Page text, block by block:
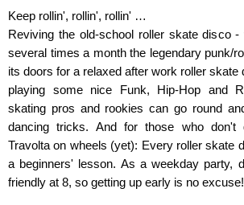
Keep rollin', rollin', rollin' …
Reviving the old-school roller skate disco
several times a month the legendary punk/
its doors for a relaxed after work roller skate
playing some nice Funk, Hip-Hop and
skating pros and rookies can go round
dancing tricks. And for those who don't
Travolta on wheels (yet): Every roller skate
a beginners' lesson. As a weekday party,
friendly at 8, so getting up early is no excuse!